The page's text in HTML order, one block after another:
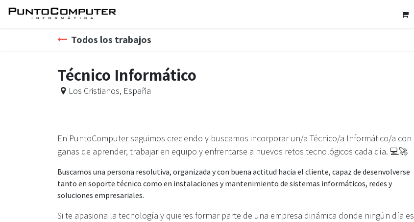
Ir al contenido
Todos los trabajos
Técnico Informático
Los Cristianos, España
En PuntoComputer seguimos creciendo y buscamos incorporar un/a Técnico/a Informático/a con
ganas de aprender, trabajar en equipo y enfrentarse a nuevos retos tecnológicos cada día. 💻🚀
Buscamos una persona resolutiva, organizada y con buena actitud hacia el cliente, capaz de desenvolverse
tanto en soporte técnico como en instalaciones y mantenimiento de sistemas informáticos, redes y
soluciones empresariales.
Si te apasiona la tecnología y quieres formar parte de una empresa dinámica donde ningún día es